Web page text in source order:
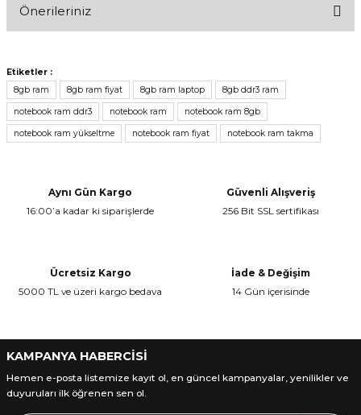
Önerileriniz
tarafımıza iletebilirsiniz.
Görüş ve önerileriniz için teşekkür ederiz.
Ürün resmi kalitesiz, bozuk veya görüntülenemiyor.
Etiketler :
8gb ram
8gb ram fiyat 8gb ram laptop 8gb ddr3 ram
notebook ram ddr3 notebook ram notebook ram 8gb
notebook ram yükseltme notebook ram fiyat notebook ram takma
Aynı Gün Kargo
16:00’a kadar ki siparişlerde
Güvenli Alışveriş
256 Bit SSL sertifikası
Ücretsiz Kargo
5000 TL ve üzeri kargo bedava
İade & Değişim
14 Gün içerisinde
KAMPANYA HABERCİSİ
Hemen e-posta listemize kayıt ol, en güncel kampanyalar, yenilikler ve
duyuruları ilk öğrenen sen ol.